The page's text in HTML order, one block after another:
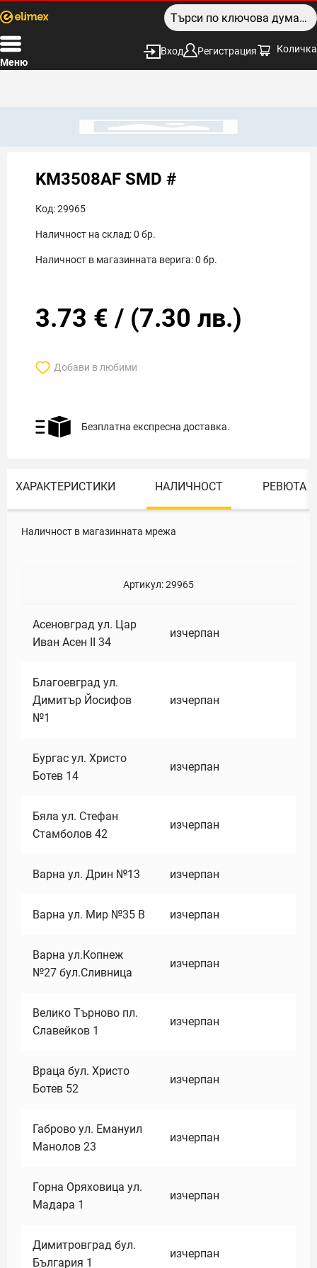
Меню
Вход Регистрация Количка
KM3508AF SMD #
Код:29965
Наличност на склад:0 бр.
Наличност в магазинната верига:0 бр.
3.73 € / (7.30 лв.)
Добави в любими
Безплатна експресна доставка.
ХАРАКТЕРИСТИКИ НАЛИЧНОСТ РЕВЮТА
Наличност в магазинната мрежа
Артикул:29965
Асеновград ул. Цар
Иван Асен II 34
изчерпан
Благоевград ул.
Димитър Йосифов
№1
изчерпан
Бургас ул. Христо
Ботев 14
изчерпан
Бяла ул. Стефан
Стамболов 42
изчерпан
Варна ул. Дрин №13 изчерпан
Варна ул. Мир №35 В изчерпан
Варна ул.Копнеж
№27 бул.Сливница
изчерпан
Велико Търново пл.
Славейков 1
изчерпан
Враца бул. Христо
Ботев 52
изчерпан
Габрово ул. Емануил
Манолов 23
изчерпан
Горна Оряховица ул.
Мадара 1
изчерпан
Димитровград бул.
България 1
изчерпан